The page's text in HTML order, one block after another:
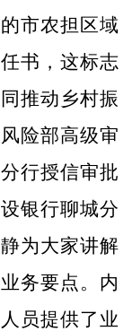
市农担区域
书，这标志
推动乡村振
险部高级审
行授信审批
银行聊城分
为大家讲解
务要点。内
员提供了业